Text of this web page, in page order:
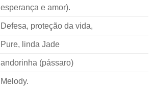
esperança e amor).
Defesa, proteção da vida,
Pure, linda Jade
andorinha (pássaro)
Melody.